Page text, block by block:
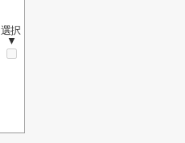
選択
▼